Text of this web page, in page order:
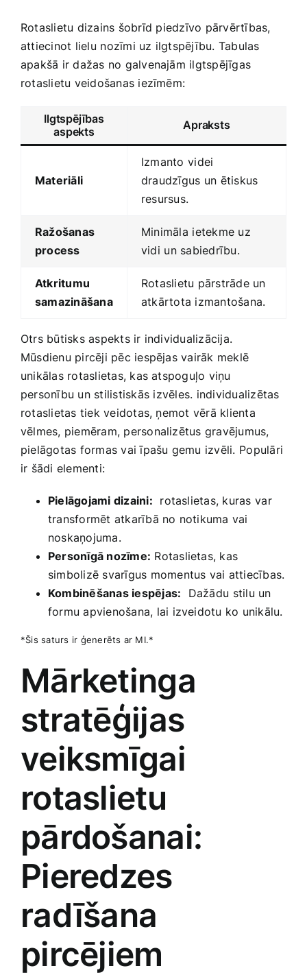
Rotaslietu dizains šobrīd⁣ piedzīvo pārvērtības,‌
attiecinot​ lielu⁤ nozīmi uz ilgtspējību.‌ Tabulas
apakšā ir‍ dažas no galvenajām ilgtspējīgas
rotaslietu ‌veidošanas iezīmēm:
Ilgtspējības
aspekts
Apraksts
Materiāli
Izmanto ⁢videi
draudzīgus⁣ un ētiskus
resursus.
Ražošanas
process
Minimāla⁢ ietekme uz ​
vidi ⁤un ‍sabiedrību.
Atkritumu
samazināšana
Rotaslietu pārstrāde un
atkārtota izmantošana.
Otrs būtisks aspekts ir‌ individualizācija. ​
Mūsdienu pircēji pēc iespējas vairāk meklē
unikālas rotaslietas, kas atspoguļo viņu⁣
personību un stilistiskās ⁤izvēles. individualizētas
rotaslietas tiek veidotas, ņemot vērā klienta
vēlmes, piemēram, personalizētus gravējumus,
pielāgotas formas vai īpašu ‍gemu izvēli.⁤ Populāri
ir ​šādi​ elementi:
Pielāgojami dizaini: ‌ rotaslietas, ‌kuras ⁢var
transformēt atkarībā no notikuma vai
noskaņojuma.
Personīgā nozīme: Rotaslietas, kas
simbolizē svarīgus momentus vai attiecības.
Kombinēšanas iespējas: ‌ Dažādu ⁤stilu un
formu ‍apvienošana, lai izveidotu ko unikālu.
*Šis saturs ir ģenerēts ar MI.*
Mārketinga
stratēģijas
veiksmīgai
rotaslietu
pārdošanai:
Pieredzes
‍radīšana
pircējiem